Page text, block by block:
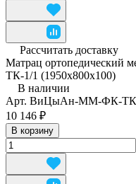
Рассчитать доставку
Матрац ортопедический
ТК-1/1 (1950x800x100)
В наличии
Арт. ВиЦыАн-ММ-ФК-ТК-
10 146 ₽
В корзину